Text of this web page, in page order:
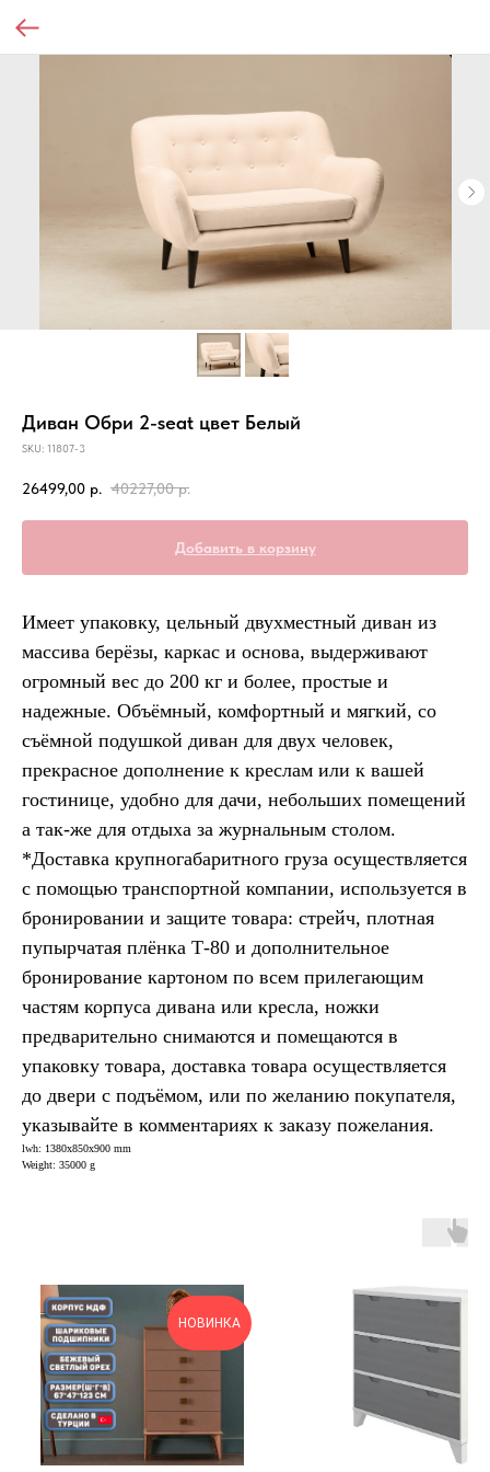
Диван Обри 2-seat цвет Белый
SKU: 11807-3
26499,00 р. 40227,00 р.
Добавить в корзину
Имеет упаковку, цельный двухместный диван из
массива берёзы, каркас и основа, выдерживают
огромный вес до 200 кг и более, простые и
надежные. Объёмный, комфортный и мягкий, со
съёмной подушкой диван для двух человек,
прекрасное дополнение к креслам или к вашей
гостинице, удобно для дачи, небольших помещений
а так-же для отдыха за журнальным столом.
*Доставка крупногабаритного груза осуществляется
с помощью транспортной компании, используется в
бронировании и защите товара: стрейч, плотная
пупырчатая плёнка Т-80 и дополнительное
бронирование картоном по всем прилегающим
частям корпуса дивана или кресла, ножки
предварительно снимаются и помещаются в
упаковку товара, доставка товара осуществляется
до двери с подъёмом, или по желанию покупателя,
указывайте в комментариях к заказу пожелания.
lwh: 1380x850x900 mm
Weight: 35000 g
НОВИНКА